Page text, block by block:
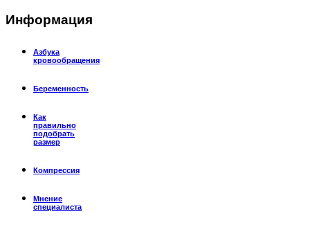
Информация
Азбука
кровообращения
Беременность
Как
правильно
подобрать
размер
Компрессия
Мнение
специалиста